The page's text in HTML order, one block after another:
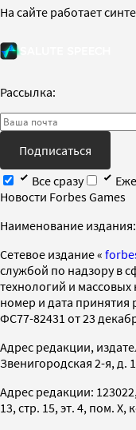
На сайте работает
Рассылка:
Подписаться
Все сразу
Новости Forbes Games
Наименование издания:
Cетевое издание «
службой по надзору в
технологий и
номер и дата
ФС77-82431 от 23
Адрес редакции,
Звенигородская 2-я, д.
Адрес редакции:
13, стр. 15, эт. 4, пом. X,